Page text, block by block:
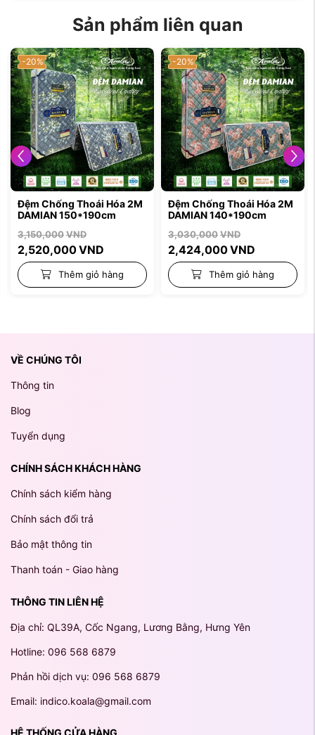
Sản phẩm liên quan
-20%
Đệm Chống Thoái Hóa 2M
DAMIAN 150*190cm
3,150,000VND
2,520,000VND
Thêm giỏ hàng
-20%
Đệm Chống Thoái Hóa 2M
DAMIAN 140*190cm
3,030,000VND
2,424,000VND
Thêm giỏ hàng
VỀ CHÚNG TÔI
Thông tin
Blog
Tuyển dụng
CHÍNH SÁCH KHÁCH HÀNG
Chính sách kiểm hàng
Chính sách đổi trả
Bảo mật thông tin
Thanh toán - Giao hàng
THÔNG TIN LIÊN HỆ
Địa chỉ: QL39A, Cốc Ngang, Lương Bằng, Hưng Yên
Hotline: 096 568 6879
Phản hồi dịch vụ: 096 568 6879
Email: indico.koala@gmail.com
HỆ THỐNG CỬA HÀNG